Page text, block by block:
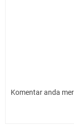
Komentar anda